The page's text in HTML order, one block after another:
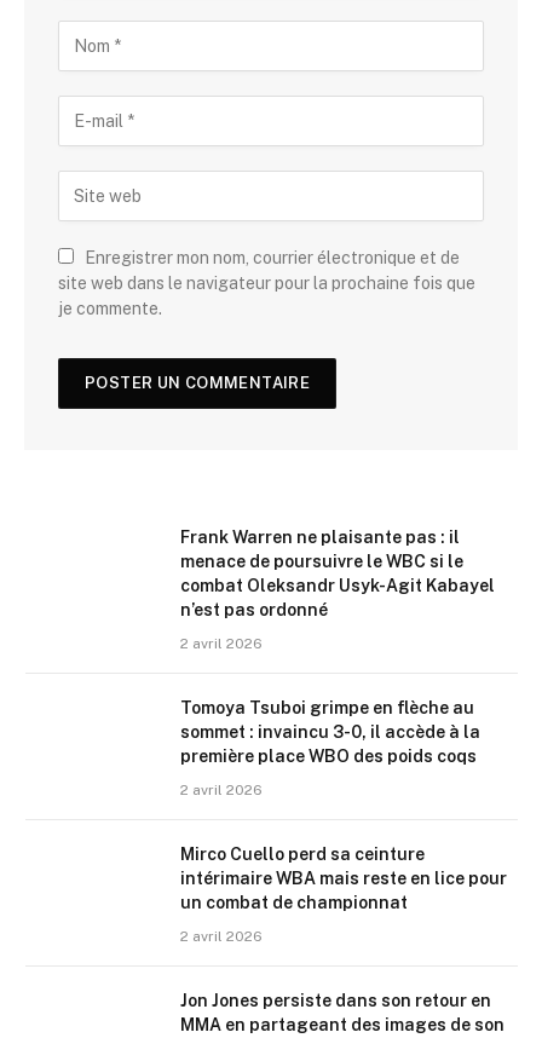
Enregistrer mon nom, courrier électronique et de
site web dans le navigateur pour la prochaine fois que
je commente.
Frank Warren ne plaisante pas : il
menace de poursuivre le WBC si le
combat Oleksandr Usyk-Agit Kabayel
n’est pas ordonné
2 avril 2026
Tomoya Tsuboi grimpe en flèche au
sommet : invaincu 3-0, il accède à la
première place WBO des poids coqs
2 avril 2026
Mirco Cuello perd sa ceinture
intérimaire WBA mais reste en lice pour
un combat de championnat
2 avril 2026
Jon Jones persiste dans son retour en
MMA en partageant des images de son